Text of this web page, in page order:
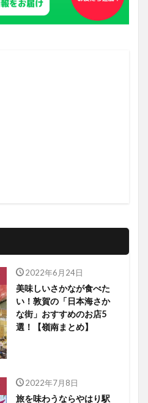
2022年6月24日
美味しいさかなが食べた
い！敦賀の「日本海さか
な街」おすすめのお店5
選！【嶺南まとめ】
2022年7月8日
旅を味わうならやはり駅